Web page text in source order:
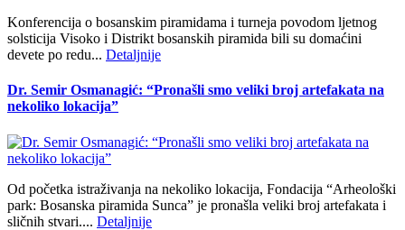
Konferencija o bosanskim piramidama i turneja povodom ljetnog
solsticija Visoko i Distrikt bosanskih piramida bili su domaćini
devete po redu... Detaljnije
Dr. Semir Osmanagić: “Pronašli smo veliki broj artefakata na
nekoliko lokacija”
Od početka istraživanja na nekoliko lokacija, Fondacija “Arheološki
park: Bosanska piramida Sunca” je pronašla veliki broj artefakata i
sličnih stvari.... Detaljnije